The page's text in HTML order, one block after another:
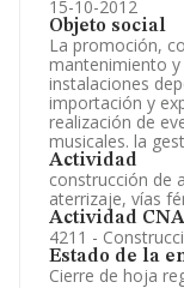
15-10-2012
Objeto social
La promoción,
mantenimiento
instalaciones
importación y
realización de
musicales. la
Actividad
construcción de
aterrizaje, vías
Actividad
4211 -
Estado de la
Cierre de hoja